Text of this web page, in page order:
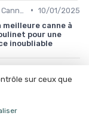
• 10/01/2025
meilleure canne à
pour une
inoubliable
sur ceux que